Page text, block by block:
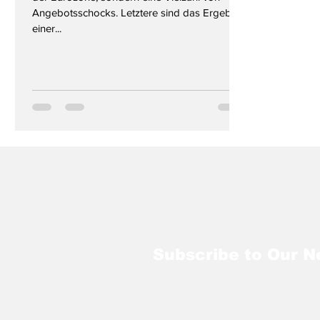
Angebotsschocks. Letztere sind das Ergebnis
einer...